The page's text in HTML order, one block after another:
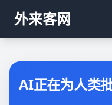
外来客网
AI正在为人类